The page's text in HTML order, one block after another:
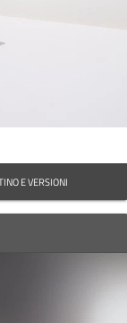
E VERSIONI